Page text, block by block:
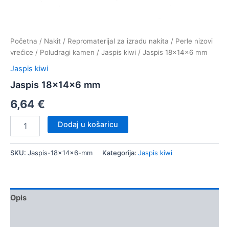
Početna / Nakit / Repromaterijal za izradu nakita / Perle nizovi
vrećice / Poludragi kamen / Jaspis kiwi / Jaspis 18x14x6 mm
Jaspis kiwi
Jaspis 18x14x6 mm
6,64 €
18x14x6
količina
Dodaj u košaricu
SKU: Jaspis-18x14x6-mm Kategorija: Jaspis kiwi
Opis